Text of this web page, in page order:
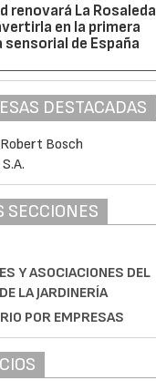
renovará La Rosaleda
en la primera
sensorial de España
DESTACADAS
SECCIONES
Y ASOCIACIONES DEL
LA JARDINERÍA
POR EMPRESAS